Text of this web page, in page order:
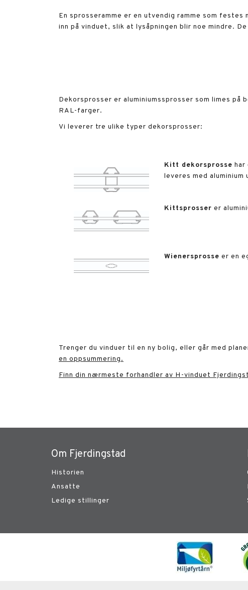
En sprosseramme er en utvendig ramme som
inn på vinduet, slik at lysåpningen blir noe mindre.
Dekorsprosser er aluminiumssprosser som limes
RAL-farger.
Vi leverer tre ulike typer dekorsprosser:
Kitt dekorsprosse har
leveres med
Kittsprosser er
Wienersprosse er en
Trenger du vinduer til en ny bolig, eller går med
en oppsummering.
Finn din nærmeste forhandler av H-vinduet
Om Fjerdingstad
Historien
Ansatte
Ledige stillinger